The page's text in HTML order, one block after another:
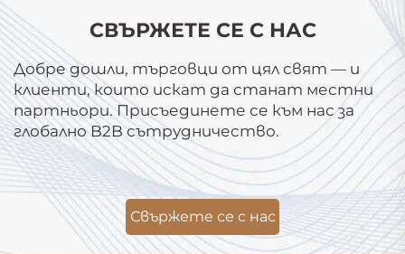
СВЪРЖЕТЕ СЕ С НАС
Добре дошли, търговци от цял свят — и
клиенти, които искат да станат местни
партньори. Присъединете се към нас за
глобално B2B сътрудничество.
Свържете се с нас